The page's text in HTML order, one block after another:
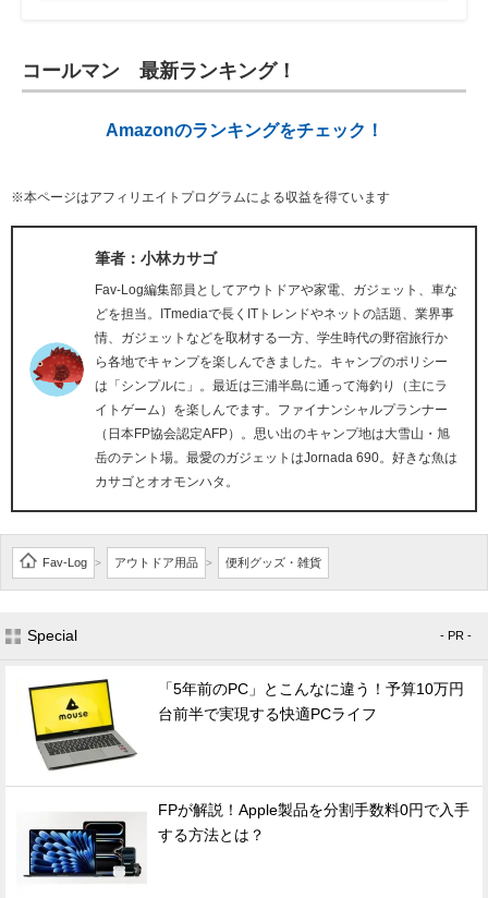
コールマン 最新ランキング！
Amazonのランキングをチェック！
※本ページはアフィリエイトプログラムによる収益を得ています
筆者：小林カサゴ
Fav-Log編集部員としてアウトドアや家電、ガジェット、車な
どを担当。ITmediaで長くITトレンドやネットの話題、業界事
情、ガジェットなどを取材する一方、学生時代の野宿旅行か
ら各地でキャンプを楽しんできました。キャンプのポリシー
は「シンプルに」。最近は三浦半島に通って海釣り（主にラ
イトゲーム）を楽しんでます。ファイナンシャルプランナー
（日本FP協会認定AFP）。思い出のキャンプ地は大雪山・旭
岳のテント場。最愛のガジェットはJornada 690。好きな魚は
カサゴとオオモンハタ。
Fav-Log > アウトドア用品 > 便利グッズ・雑貨
Special - PR -
「5年前のPC」とこんなに違う！予算10万円
台前半で実現する快適PCライフ
FPが解説！Apple製品を分割手数料0円で入手
する方法とは？